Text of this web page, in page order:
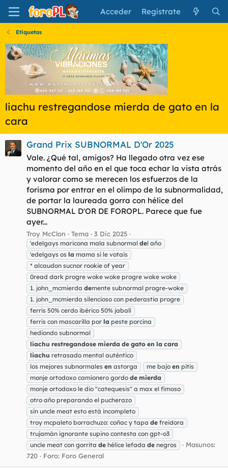
Acceder Regístrate
Etiquetas
liachu restregandose mierda de gato en la
cara
Grand Prix SUBNORMAL D'Or 2025
Vale. ¿Qué tal, amigos? Ha llegado otra vez ese
momento del año en el que toca echar la vista atrás
y valorar como se merecen los esfuerzos de la
forisma por entrar en el olimpo de la subnormalidad,
de portar la laureada gorra con hélice del
SUBNORMAL D'OR DE FOROPL. Parece que fue
ayer...
Troy McClon Tema 3 Dic 2025
'edelgays maricona mala subnormal del año
'edelgays os la mama si le votais
* alcaudon sucnor rookie of year
0read dark progre woke woke progre woke woke
1. john_mcmierda demente subnormal progre-woke
1. john_mcmierda silencioso con pederastia progre
ferris 50% cerdo ibérico 50% jabalí
ferris con mascarilla por la peste porcina
hediondo subnormal
liachu restregandose mierda de gato en la cara
liachu retrasado mental auténtico
los mejores subnormales en astorga me bajo en pitis
monje ortodoxo camionero gordo de mierda
monje ortodoxo le dio "catequesis" a max el fimoso
otro año preparando el pucherazo
sin uncle meat esto está incompleto
troy mcpaleto borrachuzo: coñac y tapa de freidora
trujamán ignorante supino contesta con gpt-o3
uncle meat con gorrita de hélice lefada de negros
Masunos:
720
Foro: Foro General